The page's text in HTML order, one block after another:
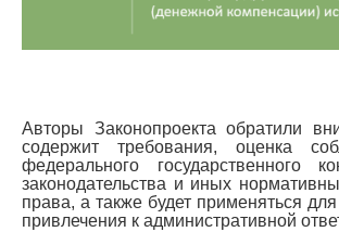
Авторы Законопроекта обратили
содержит требования, оценка
федерального государственного
законодательства и иных
права, а также будет применяться
привлечения к административной